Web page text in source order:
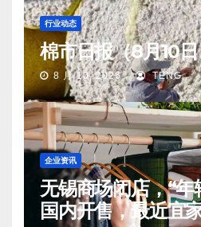
行业动态
棉市日报（8月10
8 月 10, 2026 TENG
企业资讯
无锡商场闭店，“年
国内开售，最近宜